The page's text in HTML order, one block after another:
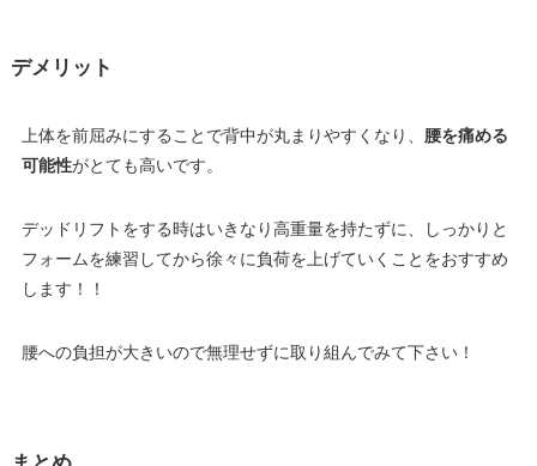
デメリット
上体を前屈みにすることで背中が丸まりやすくなり、 腰を痛める
可能性がとても高いです。
デッドリフトをする時はいきなり高重量を持たずに、しっかりと
フォームを練習してから徐々に負荷を上げていくことをおすすめ
します！！
腰への負担が大きいので無理せずに取り組んでみて下さい！